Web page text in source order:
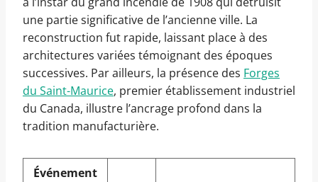
une partie significative de l’ancienne ville. La
reconstruction fut rapide, laissant place à des
architectures variées témoignant des époques
successives. Par ailleurs, la présence des Forges
du Saint-Maurice, premier établissement industriel
du Canada, illustre l’ancrage profond dans la
tradition manufacturière.
Événement